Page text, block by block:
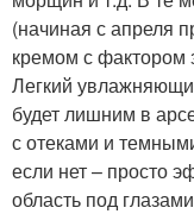
(начиная с апреля
кремом с фактором
Легкий
будет лишним в
с отеками и
если нет – просто
область под